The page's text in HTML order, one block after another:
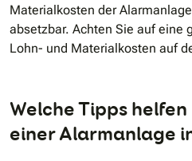
Materialkosten der
absetzbar. Achten Sie auf eine
Lohn- und Materialkosten auf
Welche Tipps
einer Alarmanlage